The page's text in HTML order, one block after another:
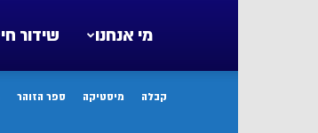
שידור חי מי אנחנו
קבלה מיסטיקה ספר הזוהר